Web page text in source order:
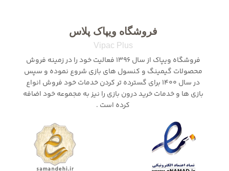
فروشگاه ویپاک پلاس
Vipac Plus
فروشگاه ویپاک از سال 1396 فعالیت خود را در زمینه فروش
محصولات گیمینگ و کنسول های بازی شروع نموده و سپس
در سال 1400 برای گسترده تر کردن خدمات خود فروش انواع
بازی ها و خدمات خرید درون بازی را نیز به مجموعه خود اضافه
کرده است .